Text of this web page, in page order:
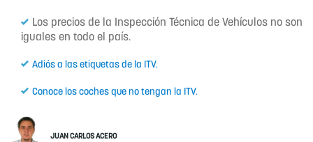
Los precios de la Inspección Técnica de Vehículos no son
iguales en todo el país.
Adiós a las etiquetas de la ITV.
Conoce los coches que no tengan la ITV.
JUAN CARLOS ACERO